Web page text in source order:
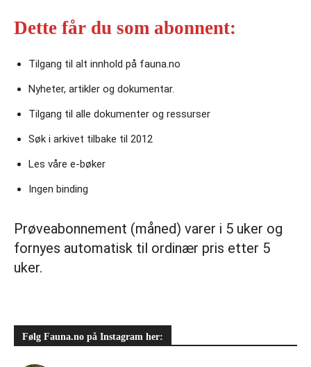
Dette får du som abonnent:
Tilgang til alt innhold på fauna.no
Nyheter, artikler og dokumentar.
Tilgang til alle dokumenter og ressurser
Søk i arkivet tilbake til 2012
Les våre e‑bøker
Ingen binding
Prøveabonnement (måned) varer i 5 uker og
fornyes automatisk til ordinær pris etter 5
uker.
Følg Fauna.no på Instagram her: